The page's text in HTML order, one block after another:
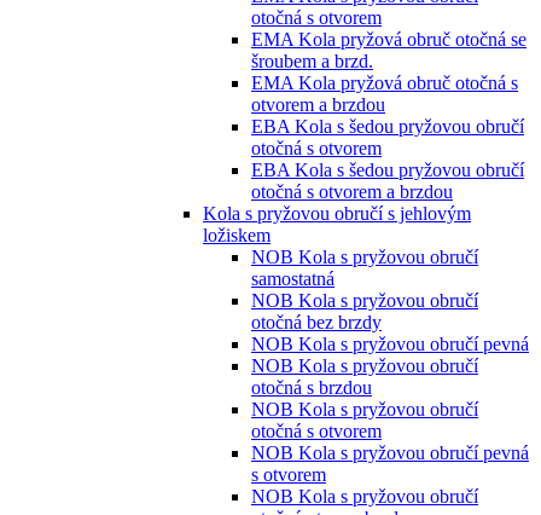
otočná s otvorem
EMA Kola pryžová obruč otočná se
šroubem a brzd.
EMA Kola pryžová obruč otočná s
otvorem a brzdou
EBA Kola s šedou pryžovou obručí
otočná s otvorem
EBA Kola s šedou pryžovou obručí
otočná s otvorem a brzdou
Kola s pryžovou obručí s jehlovým
ložiskem
NOB Kola s pryžovou obručí
samostatná
NOB Kola s pryžovou obručí
otočná bez brzdy
NOB Kola s pryžovou obručí pevná
NOB Kola s pryžovou obručí
otočná s brzdou
NOB Kola s pryžovou obručí
otočná s otvorem
NOB Kola s pryžovou obručí pevná
s otvorem
NOB Kola s pryžovou obručí